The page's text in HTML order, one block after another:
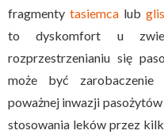
fragmenty tasiemcalub
to dyskomfort u
rozprzestrzenianiu się
może być zarobaczenie
poważnej inwazji
stosowania leków przez